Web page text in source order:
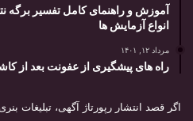
آموزش و راهنمای کامل تفسیر برگه
انواع آزمایش ها
مرداد ۱۲, ۱۴۰۱
راه های پیشگیری از عفونت بعد از
اگر قصد انتشار رپورتاژ آگهی، تبلیغات